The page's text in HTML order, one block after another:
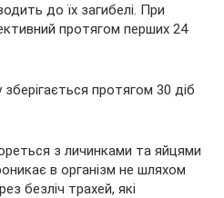
до їх загибелі. При
протягом перших 24
протягом 30 діб
з личинками та яйцями
в організм не шляхом
безліч трахей, які